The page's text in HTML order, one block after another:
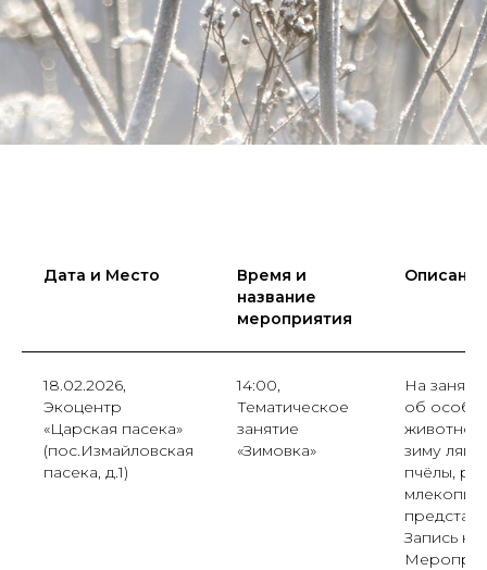
Дата и Место
Время и
название
мероприятия
18.02.2026,
Экоцентр
«Царская пасека»
(пос.Измайловская
пасека, д.1)
14:00,
Тематическое
занятие
«Зимовка»
На
об
животном
зиму
пчёлы,
Запись не